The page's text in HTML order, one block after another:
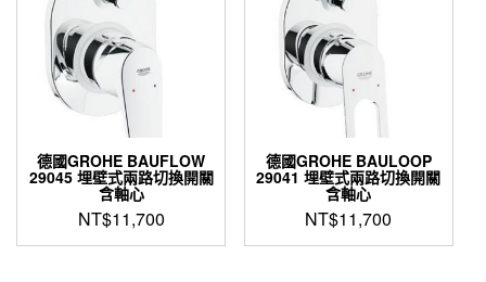
德國GROHE BAUFLOW
29045 埋壁式兩路切換開關
含軸心
NT$11,700
德國GROHE BAULOOP
29041 埋壁式兩路切換開關
含軸心
NT$11,700